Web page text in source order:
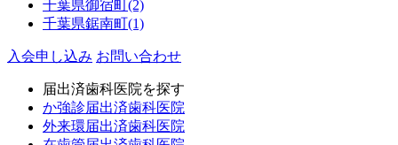
千葉県御宿町(2)
千葉県鋸南町(1)
入会申し込み お問い合わせ
届出済歯科医院を探す
か強診届出済歯科医院
外来環届出済歯科医院